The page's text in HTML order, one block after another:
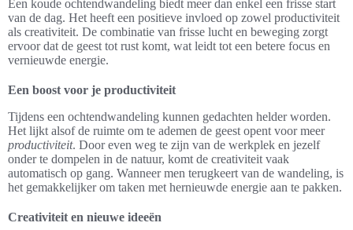
Een koude ochtendwandeling biedt meer dan enkel een frisse start
van de dag. Het heeft een positieve invloed op zowel productiviteit
als creativiteit. De combinatie van frisse lucht en beweging zorgt
ervoor dat de geest tot rust komt, wat leidt tot een betere focus en
vernieuwde energie.
Een boost voor je productiviteit
Tijdens een ochtendwandeling kunnen gedachten helder worden.
Het lijkt alsof de ruimte om te ademen de geest opent voor meer
productiviteit. Door even weg te zijn van de werkplek en jezelf
onder te dompelen in de natuur, komt de creativiteit vaak
automatisch op gang. Wanneer men terugkeert van de wandeling, is
het gemakkelijker om taken met hernieuwde energie aan te pakken.
Creativiteit en nieuwe ideeën